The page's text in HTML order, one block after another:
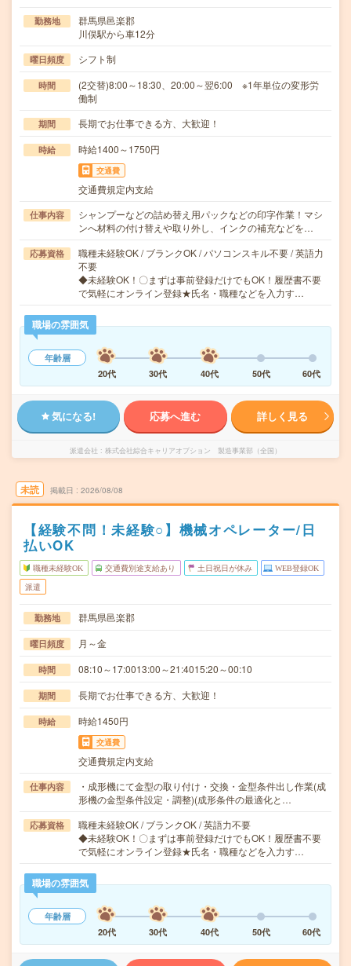
勤務地
群馬県邑楽郡
川俣駅から車12分
曜日頻度 シフト制
時間
(2交替)8:00～18:30、20:00～翌6:00 ※1年単位の変形労
働制
期間 長期でお仕事できる方、大歓迎！
時給 時給1400～1750円
交通費
交通費規定内支給
仕事内容
シャンプーなどの詰め替え用パックなどの印字作業！マシ
ンへ材料の付け替えや取り外し、インクの補充などを…
応募資格
職種未経験OK / ブランクOK / パソコンスキル不要 / 英語力
不要
◆未経験OK！〇まずは事前登録だけでもOK！履歴書不要
で気軽にオンライン登録★氏名・職種などを入力す…
職場の雰囲気
年齢層
20代
30代 40代 50代 60代
気になる! 応募へ進む 詳しく見る
派遣会社 株式会社綜合キャリアオプション 製造事業部（全国）
未読 掲載日 2026/08/08
【経験不問！未経験○】機械オペレーター/日
払いOK
職種未経験OK 交通費別途支給あり 土日祝日が休み WEB登録OK
派遣
勤務地 群馬県邑楽郡
曜日頻度 月～金
時間 08:10～17:0013:00～21:4015:20～00:10
期間 長期でお仕事できる方、大歓迎！
時給 時給1450円
交通費
交通費規定内支給
仕事内容
・成形機にて金型の取り付け・交換・金型条件出し作業(成
形機の金型条件設定・調整)(成形条件の最適化と…
応募資格
職種未経験OK / ブランクOK / 英語力不要
◆未経験OK！〇まずは事前登録だけでもOK！履歴書不要
で気軽にオンライン登録★氏名・職種などを入力す…
職場の雰囲気
年齢層
20代
30代 40代 50代 60代